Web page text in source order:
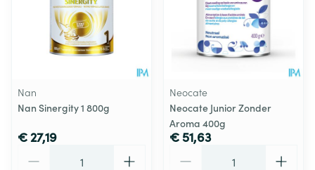
Nan
Nan Sinergity 1 800g
€ 27,19
Neocate
Neocate Junior Zonder
Aroma 400g
€ 51,63